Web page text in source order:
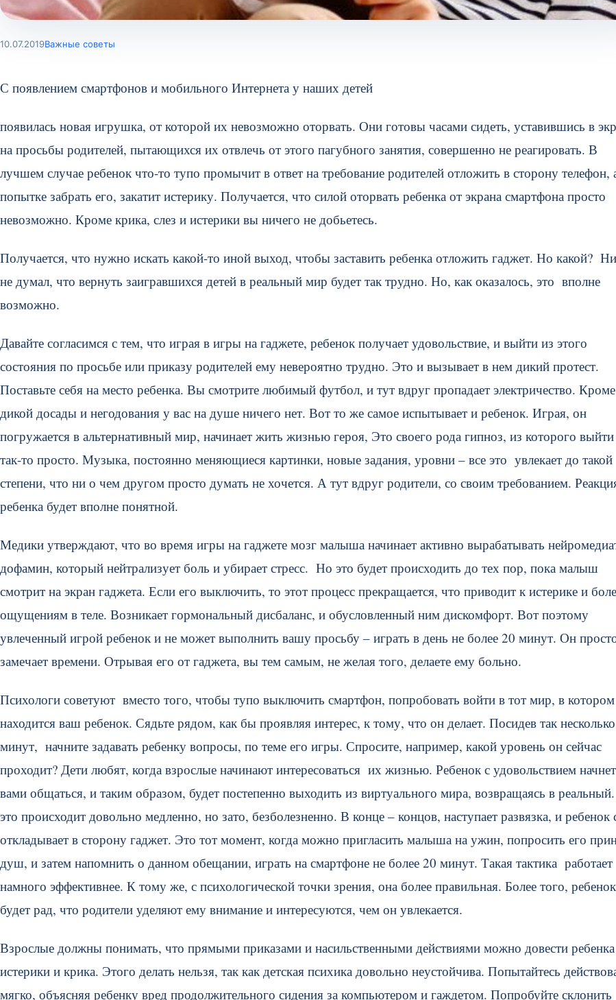
10.07.2019Важные советы
С появлением смартфонов и мобильного Интернета у наших детей
появилась новая игрушка, от которой их невозможно оторвать. Они готовы часами сидеть, уставившись в
на просьбы родителей, пытающихся их отвлечь от этого пагубного занятия, совершенно не реагировать. В
лучшем случае ребенок что-то тупо промычит в ответ на требование родителей отложить в сторону телефон,
попытке забрать его, закатит истерику. Получается, что силой оторвать ребенка от экрана смартфона просто
невозможно. Кроме крика, слез и истерики вы ничего не добьетесь.
Получается, что нужно искать какой-то иной выход, чтобы заставить ребенка отложить гаджет. Но какой?
не думал, что вернуть заигравшихся детей в реальный мир будет так трудно. Но, как оказалось, это вполне
возможно.
Давайте согласимся с тем, что играя в игры на гаджете, ребенок получает удовольствие, и выйти из этого
состояния по просьбе или приказу родителей ему невероятно трудно. Это и вызывает в нем дикий протест.
Поставьте себя на место ребенка. Вы смотрите любимый футбол, и тут вдруг пропадает электричество. Кроме
дикой досады и негодования у вас на душе ничего нет. Вот то же самое испытывает и ребенок. Играя, он
погружается в альтернативный мир, начинает жить жизнью героя, Это своего рода гипноз, из которого
так-то просто. Музыка, постоянно меняющиеся картинки, новые задания, уровни – все это увлекает до такой
степени, что ни о чем другом просто думать не хочется. А тут вдруг родители, со своим требованием.
ребенка будет вполне понятной.
Медики утверждают, что во время игры на гаджете мозг малыша начинает активно вырабатывать
дофамин, который нейтрализует боль и убирает стресс. Но это будет происходить до тех пор, пока малыш
смотрит на экран гаджета. Если его выключить, то этот процесс прекращается, что приводит к истерике и
ощущениям в теле. Возникает гормональный дисбаланс, и обусловленный ним дискомфорт. Вот поэтому
увлеченный игрой ребенок и не может выполнить вашу просьбу – играть в день не более 20 минут. Он
замечает времени. Отрывая его от гаджета, вы тем самым, не желая того, делаете ему больно.
Психологи советуют вместо того, чтобы тупо выключить смартфон, попробовать войти в тот мир, в котором
находится ваш ребенок. Сядьте рядом, как бы проявляя интерес, к тому, что он делает. Посидев так несколько
минут, начните задавать ребенку вопросы, по теме его игры. Спросите, например, какой уровень он сейчас
проходит? Дети любят, когда взрослые начинают интересоваться их жизнью. Ребенок с удовольствием
вами общаться, и таким образом, будет постепенно выходить из виртуального мира, возвращаясь в
это происходит довольно медленно, но зато, безболезненно. В конце – концов, наступает развязка, и ребенок
откладывает в сторону гаджет. Это тот момент, когда можно пригласить малыша на ужин, попросить его
душ, и затем напомнить о данном обещании, играть на смартфоне не более 20 минут. Такая тактика работает
намного эффективнее. К тому же, с психологической точки зрения, она более правильная. Более того, ребенок
будет рад, что родители уделяют ему внимание и интересуются, чем он увлекается.
Взрослые должны понимать, что прямыми приказами и насильственными действиями можно довести
истерики и крика. Этого делать нельзя, так как детская психика довольно неустойчива. Попытайтесь
мягко, объясняя ребенку вред продолжительного сидения за компьютером и гаждетом. Попробуйте склонить